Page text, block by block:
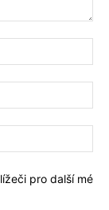
pro další mé